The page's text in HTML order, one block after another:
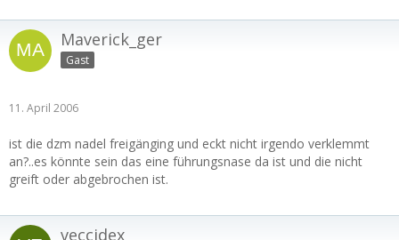
Maverick_ger
Gast
11. April 2006
ist die dzm nadel freigänging und eckt nicht irgendo verklemmt
an?..es könnte sein das eine führungsnase da ist und die nicht
greift oder abgebrochen ist.
veccidex